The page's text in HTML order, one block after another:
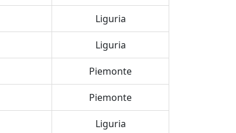
Liguria
Liguria
Piemonte
Piemonte
Liguria